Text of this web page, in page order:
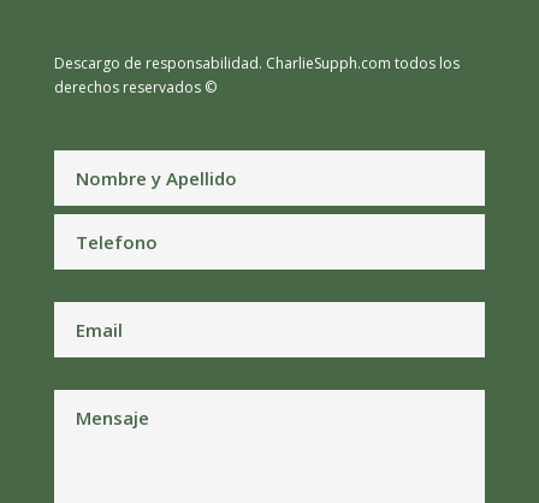
Descargo de responsabilidad. CharlieSupph.com todos los
derechos reservados ©